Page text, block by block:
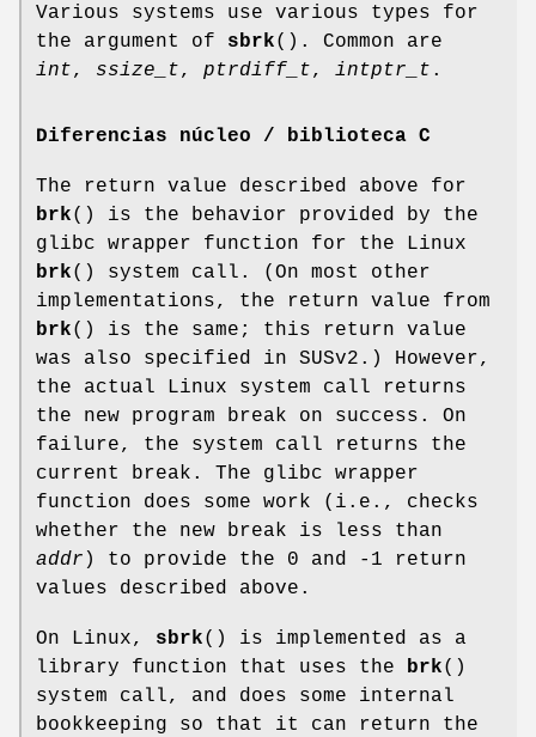
Various systems use various types for
the argument of sbrk(). Common are
int, ssize_t, ptrdiff_t, intptr_t .
Diferencias núcleo / biblioteca C
The return value described above for
brk() is the behavior provided by the
glibc wrapper function for the Linux
brk() system call. (On most other
implementations, the return value from
brk() is the same; this return value
was also specified in SUSv2.) However,
the actual Linux system call returns
the new program break on success. On
failure, the system call returns the
current break. The glibc wrapper
function does some work (i.e., checks
whether the new break is less than
addr ) to provide the 0 and -1 return
values described above.
On Linux, sbrk() is implemented as a
library function that uses the brk()
system call, and does some internal
bookkeeping so that it can return the